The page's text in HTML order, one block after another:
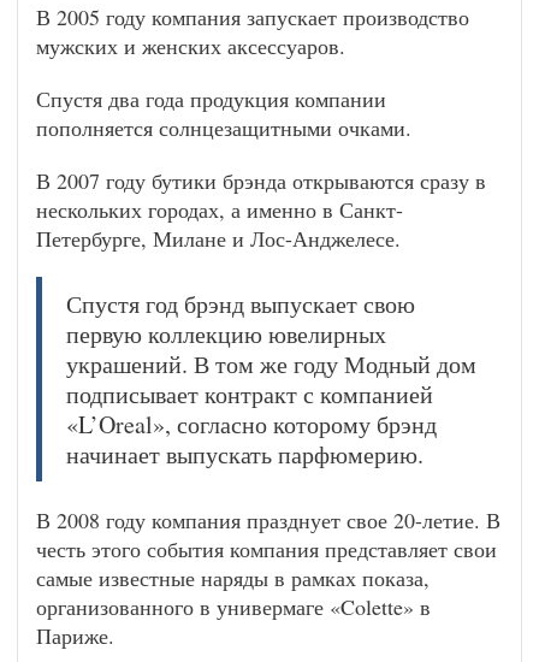
В 2005 году компания запускает производство
мужских и женских аксессуаров.
Спустя два года продукция компании
пополняется солнцезащитными очками.
В 2007 году бутики брэнда открываются сразу в
нескольких городах, а именно в Санкт-
Петербурге, Милане и Лос-Анджелесе.
Спустя год брэнд выпускает свою
первую коллекцию ювелирных
украшений. В том же году Модный дом
подписывает контракт с компанией
«L’Oreal», согласно которому брэнд
начинает выпускать парфюмерию.
В 2008 году компания празднует свое 20-летие. В
честь этого события компания представляет свои
самые известные наряды в рамках показа,
организованного в универмаге «Colette» в
Париже.